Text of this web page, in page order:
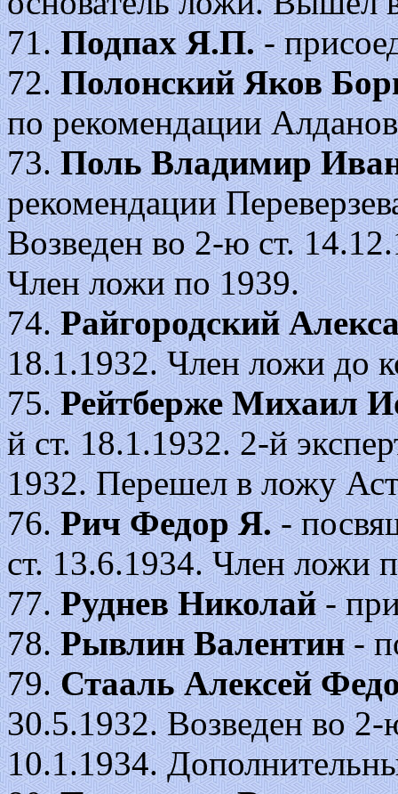
71.Подпах Я.П.-
72.Полонский Яков
по рекомендации
73.Поль Владимир
рекомендации
Возведен во 2-ю ст.
Член ложи по 1939.
74.Райгородский
18.1.1932. Член ложи до
75.Рейтберже Михаил
й ст. 18.1.1932. 2-й
1932. Перешел в ложу
76.Рич Федор Я.-
ст. 13.6.1934. Член ложи
77.Руднев Николай-
78.Рывлин Валентин-
79.Стааль Алексей
30.5.1932. Возведен во
10.1.1934.